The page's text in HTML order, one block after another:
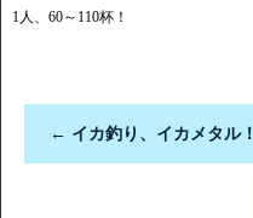
1人、60～110杯！
← イカ釣り、イカメタル！